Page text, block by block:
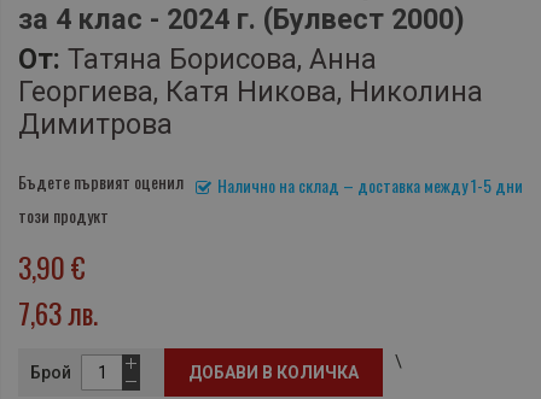
за 4 клас - 2024 г. (Булвест 2000)
От: Татяна Борисова, Анна
Георгиева, Катя Никова, Николина
Димитрова
Налично на склад – доставка между 1-5 дни
Бъдете първият оценил
този продукт
3,90 €
7,63 лв.
Брой ДОБАВИ В КОЛИЧКА
\